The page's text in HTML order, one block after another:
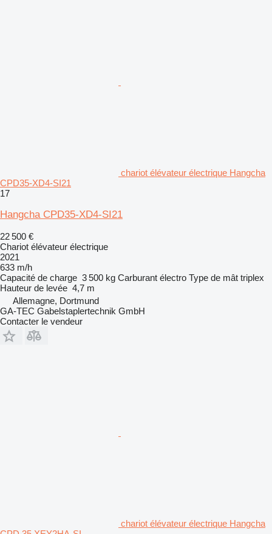
chariot élévateur électrique Hangcha
CPD35-XD4-SI21
17
Hangcha CPD35-XD4-SI21
22 500 €
Chariot élévateur électrique
2021
633 m/h
Capacité de charge 3 500 kg Carburant électro Type de mât triplex
Hauteur de levée 4,7 m
Allemagne, Dortmund
GA-TEC Gabelstaplertechnik GmbH
Contacter le vendeur
chariot élévateur électrique Hangcha